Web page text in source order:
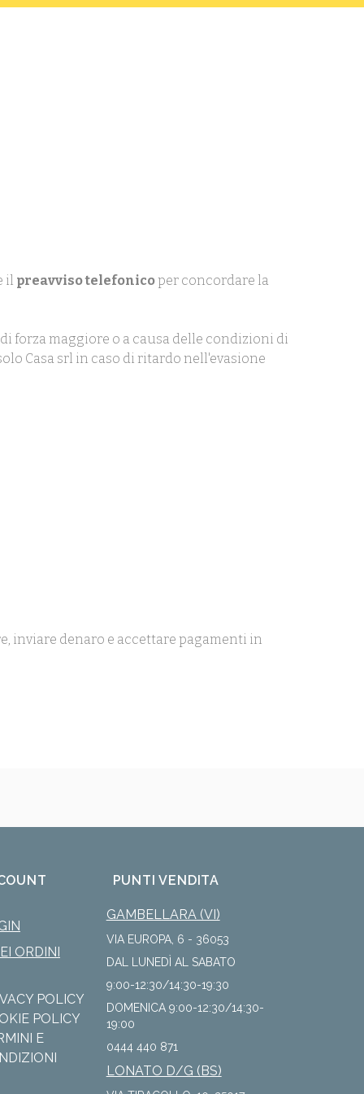
il preavviso telefonicoper concordare la
forza maggiore o a causa delle condizioni di
Casa srl in caso di ritardo nell'evasione
inviare denaro e accettare pagamenti in
ORDINI
POLICY
POLICY
E
PUNTI VENDITA
GAMBELLARA (VI)
VIA EUROPA, 6 - 36053
DAL LUNEDÌ AL SABATO
9:00-12:30/14:30-19:30
DOMENICA 9:00-12:30/14:30-
19:00
0444 440 871
LONATO D/G (BS)